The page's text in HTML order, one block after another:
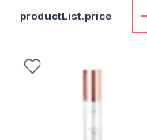
productList.price